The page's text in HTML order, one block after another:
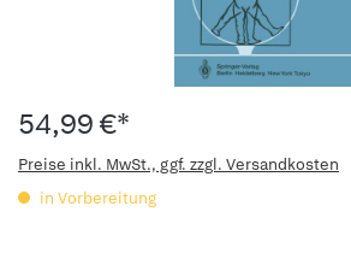
54,99 €*
Preise inkl. MwSt., ggf. zzgl. Versandkosten
in Vorbereitung